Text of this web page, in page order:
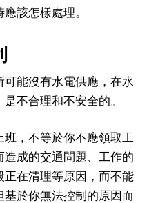
該怎樣處理。
能沒有水電供應，在水
不合理和不安全的。
班，不等於你不應領取工
成的交通問題、工作的
正在清理等原因，而不能
於你無法控制的原因而